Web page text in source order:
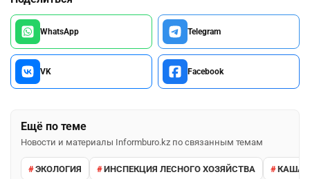
WhatsApp Telegram
VK Facebook
Ещё по теме
Новости и материалы Informburo.kz по связанным темам
ЭКОЛОГИЯ ИНСПЕКЦИЯ ЛЕСНОГО ХОЗЯЙСТВА